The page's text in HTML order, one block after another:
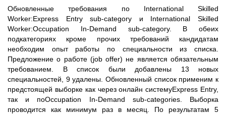
Обновленные требования по International Skilled
Worker:Express Entry sub-category и International Skilled
Worker:Occupation In-Demand sub-category. В обеих
подкатегориях кроме прочих требований кандидатам
необходим опыт работы по специальности из списка.
Предложение о работе (job offer) не является обязательным
требованием. В список были добавлены 13 новых
специальностей, 9 удалены. Обновленный список применим к
предстоящей выборке как через онлайн системуExpress Entry,
так и поOccupation In-Demand sub-categories. Выборка
проводится как минимум раз в месяц. По результатам 5